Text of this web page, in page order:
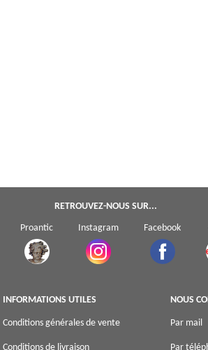
RETROUVEZ-NOUS SUR...
Proantic Instagram Facebook
INFORMATIONS UTILES
Conditions générales de vente
Conditions de livraison
NOUS
Par mail
Par